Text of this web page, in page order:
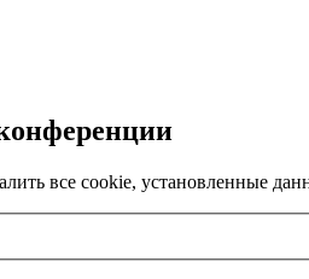
все cookie, установленные